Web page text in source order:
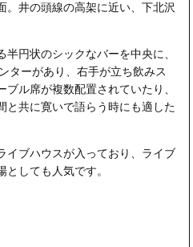
。井の頭線の高架に近い、下北沢
円状のシックなバーを中央に、
ターがあり、右手が立ち飲みス
ル席が複数配置されていたり、
と共に寛いで語らう時にも適した
イブハウスが入っており、ライブ
しても人気です。